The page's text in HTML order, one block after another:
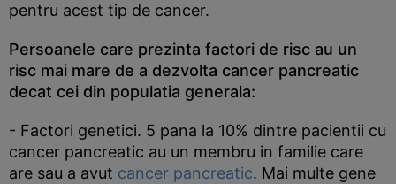
pentru acest tip de cancer.
Persoanele care prezinta factori de risc au un
risc mai mare de a dezvolta cancer pancreatic
decat cei din populatia generala:
- Factori genetici. 5 pana la 10% dintre pacientii cu
cancer pancreatic au un membru in familie care
are sau a avut cancer pancreatic. Mai multe gene